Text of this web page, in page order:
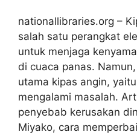
nationallibraries.org –
salah satu perangkat
untuk menjaga
di cuaca panas.
utama kipas angin,
mengalami masalah.
penyebab kerusakan
Miyako, cara